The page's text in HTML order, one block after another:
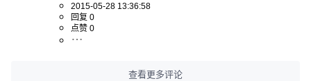
2015-05-28 13:36:58
回复 0
点赞 0
查看更多评论